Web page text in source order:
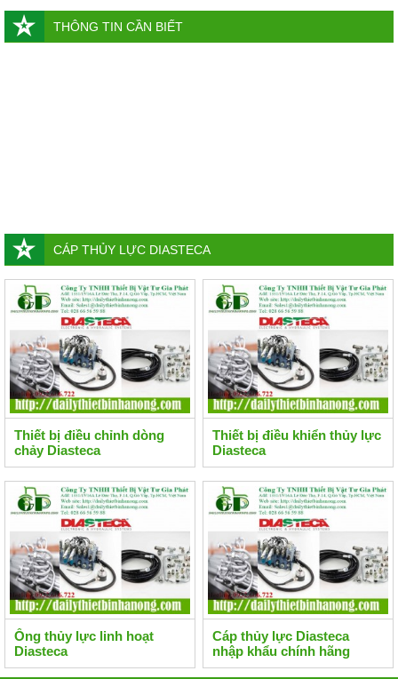
THÔNG TIN CẦN BIẾT
CÁP THỦY LỰC DIASTECA
Thiết bị điều chỉnh dòng
chảy Diasteca
Thiết bị điều khiển thủy lực
Diasteca
Ống thủy lực linh hoạt
Diasteca
Cáp thủy lực Diasteca
nhập khẩu chính hãng